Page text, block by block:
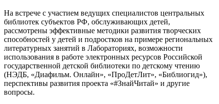
На встрече с участием ведущих специалистов центральных
библиотек субъектов РФ, обслуживающих детей,
рассмотрены эффективные методики развития творческих
способностей у детей и подростков на примере региональных
литературных занятий в Лабораториях, возможности
использования в работе электронных ресурсов Российской
государственной детской библиотеки по детскому чтению
(НЭДБ, «Диафильм. Онлайн», «ПроДетЛит», «Библиогид»),
перспективы развития проекта «#ЗнайЧитай» и другие
вопросы.